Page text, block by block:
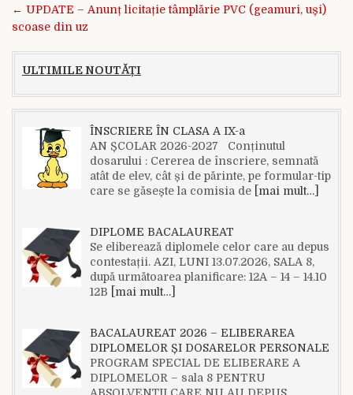
← UPDATE – Anunț licitație tâmplărie PVC (geamuri, uși)
scoase din uz
ULTIMILE NOUTĂȚI
ÎNSCRIERE ÎN CLASA A IX-a
AN ȘCOLAR 2026-2027 Conținutul
dosarului : Cererea de înscriere, semnată
atât de elev, cât și de părinte, pe formular-tip
care se găsește la comisia de
[mai mult…]
DIPLOME BACALAUREAT
Se eliberează diplomele celor care au depus
contestații. AZI, LUNI 13.07.2026, SALA 8,
după următoarea planificare: 12A – 14 – 14.10
12B
[mai mult…]
BACALAUREAT 2026 – ELIBERAREA
DIPLOMELOR ȘI DOSARELOR PERSONALE
PROGRAM SPECIAL DE ELIBERARE A
DIPLOMELOR – sala 8 PENTRU